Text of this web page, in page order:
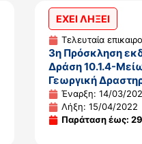
ΕΧΕΙ ΛΗΞΕΙ
Τελευταία
3η Πρόσκληση
Δράση 10.1.4-
Γεωργική
Έναρξη: 14/03/
Λήξη: 15/04/2022
Παράταση έως: